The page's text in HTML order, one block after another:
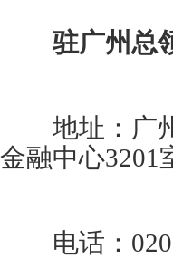
驻广州总
地址：广州
金融中心3201
电话：020-